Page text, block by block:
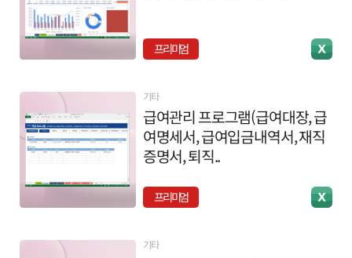
프리미엄
기타
급여관리 프로그램(급여대장, 급
여명세서, 급여입금내역서, 재직
증명서, 퇴직..
프리미엄
기타